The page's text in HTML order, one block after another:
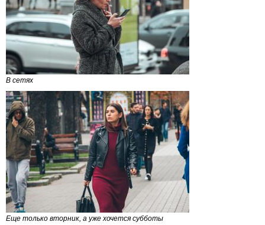
В сетях
Еще только вторник, а уже хочется субботы